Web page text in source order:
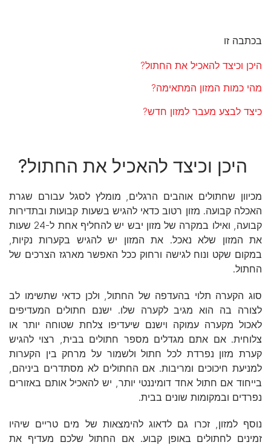
בכתבה זו
היכן וכיצד להאכיל את החתול?
מהי כמות המזון המתאימה?
כיצד לבצע מעבר למזון חדש?
היכן וכיצד להאכיל את החתול?
מכיוון שחתולים אוהבים הרגלים, מומלץ לסגל עבורם שגרת
האכלה קבועה. מזון רטוב כדאי להגיש בשעות קבועות ובתדירות
קבועה, ואילו במקרה של מזון יבש יש להחליף אחת ל-24 שעות
את המזון שלא נאכל. את המזון יש להגיש בקערות נקיות,
במקום שקט ונוח לגישה ורחוק ככל האפשר מארגז הצרכים של
החתול.
סוג הקערה תלוי בהעדפה של החתול, ולכן כדאי שתשימו לב
לצורה בה הוא מגיב לקערה שלו. ישנם חתולים המעדיפים
לאכול מקערה עמוקה וישנם שיעדיפו צלחת שטוחה יותר או
צלוחית. אם אתם מגדלים מספר חתולים בבית, רצוי להגיש
קערת מזון נפרדת לכל חתול ולשמור על מרחק בין הקערות
למניעת חיכוכים ומריבות. אם החתולים לא מסתדרים ביניהם,
בייחוד אם חתול אחד דומיננטי יותר, יש להאכיל אותם באזורים
נפרדים ובמקומות שונים בבית.
נוסף למזון, זכרו גם לדאוג להימצאות של מים טריים שיהיו
זמינים לחתולים באופן קבוע. אם החתול שלכם מעדיף את